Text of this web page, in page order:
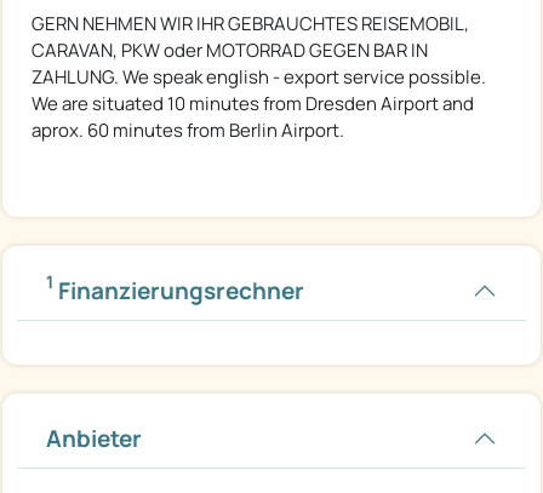
GERN NEHMEN WIR IHR GEBRAUCHTES REISEMOBIL,
CARAVAN, PKW oder MOTORRAD GEGEN BAR IN
ZAHLUNG. We speak english - export service possible.
We are situated 10 minutes from Dresden Airport and
aprox. 60 minutes from Berlin Airport.
1 Finanzierungsrechner
Anbieter